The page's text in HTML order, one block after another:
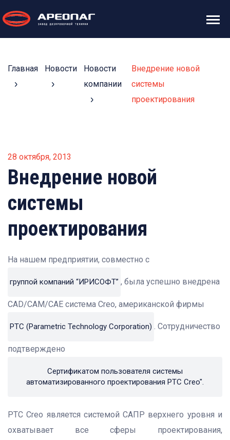
Главная Новости
Новости
компании
Внедрение новой
системы
проектирования
28 октября, 2013
Внедрение новой
системы
проектирования
На нашем предприятии, совместно с
группой компаний “ИРИСОФТ” , была успешно внедрена
CAD/CAM/CAE система Creo, американской фирмы
PTC (Parametric Technology Corporation) . Сотрудничество
подтверждено
Сертификатом пользователя системы
автоматизированного проектирования PTC Creo".
PTC Creo является системой САПР верхнего уровня и
охватывает все сферы проектирования,